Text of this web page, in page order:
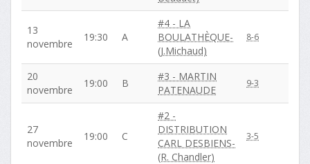
13
novembre
19:30 A
#4 - LA
BOULATHÈQUE-
(J.Michaud)
8-6
20
novembre
19:00 B
#3 - MARTIN
PATENAUDE
9-3
27
novembre
19:00 C
#2 -
DISTRIBUTION
CARL DESBIENS-
(R. Chandler)
3-5